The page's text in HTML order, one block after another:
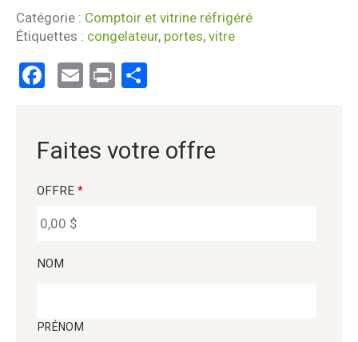
Catégorie : Comptoir et vitrine réfrigéré
Étiquettes : congelateur, portes, vitre
Facebook
Email
Print
Faites votre offre
OFFRE *
NOM
PRÉNOM